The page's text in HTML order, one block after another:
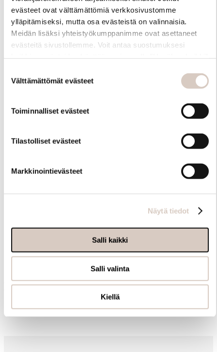
evästeet ovat välttämättömiä verkkosivustomme
ylläpitämiseksi, mutta osa evästeistä on valinnaisia.
Meidän lisäksi yhteistyökumppanimme ovat asettaneet
evästeitä sivustollemme. Voit antaa suostumuksesi
myöhemmin ”Evästeasetukset” -linkin kautta.
valinta
Välttämättömät evästeet
Toiminnalliset evästeet
Tilastolliset evästeet
Markkinointievästeet
Näytä tiedot
Salli kaikki
Salli valinta
Kiellä
Samankaltaisia tuotteita
Muut ostivat myös